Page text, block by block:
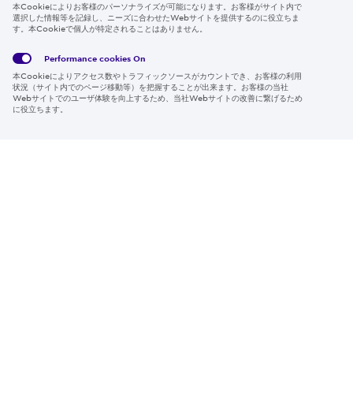
Global
Policy
サイト
約
Region & Language:
Japan | JP
本Cookieによりお客様のパーソナライズが可能になります。お客様がサイト内で
選択した情報等を記録し、ニーズに合わせたWebサイトを提供するのに役立ちま
す。本Cookieで個人が特定されることはありません。
Performance cookies On
本Cookieによりアクセス数やトラフィックソースがカウントでき、お客様の利用
状況（サイト内でのページ移動等）を把握することが出来ます。お客様の当社
Webサイトでのユーザ体験を向上するため、当社Webサイトの改善に繋げるため
に役立ちます。